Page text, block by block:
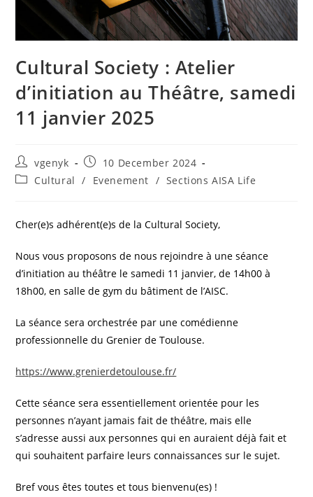
Cultural Society : Atelier
d’initiation au Théâtre, samedi
11 janvier 2025
vgenyk
10 December 2024
Cultural
/ Evenement / Sections AISA Life
Cher(e)s adhérent(e)s de la Cultural Society,
Nous vous proposons de nous rejoindre à une séance
d’initiation au théâtre le samedi 11 janvier, de 14h00 à
18h00, en salle de gym du bâtiment de l’AISC.
La séance sera orchestrée par une comédienne
professionnelle du Grenier de Toulouse.
https://www.grenierdetoulouse.fr/
Cette séance sera essentiellement orientée pour les
personnes n’ayant jamais fait de théâtre, mais elle
s’adresse aussi aux personnes qui en auraient déjà fait et
qui souhaitent parfaire leurs connaissances sur le sujet.
Bref vous êtes toutes et tous bienvenu(es) !